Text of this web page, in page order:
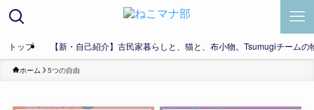
トップ 【新・自己紹介】古民家暮らしと、猫と、布小物。Tsumugiチームの
ホーム 5つの自由